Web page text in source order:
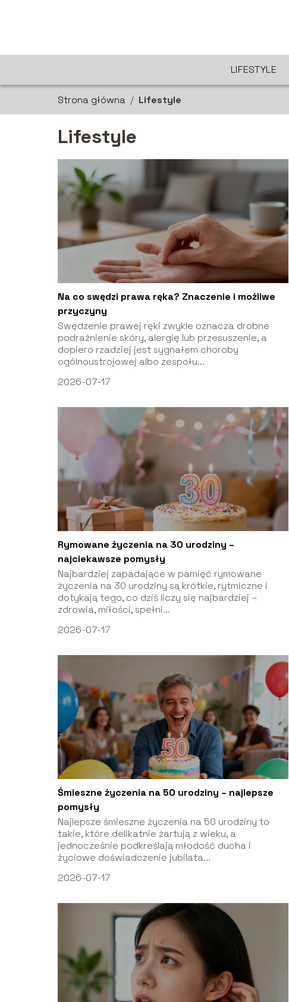
LIFESTYLE
Strona główna / Lifestyle
Lifestyle
Na co swędzi prawa ręka? Znaczenie i możliwe
przyczyny
Swędzenie prawej ręki zwykle oznacza drobne
podrażnienie skóry, alergię lub przesuszenie, a
dopiero rzadziej jest sygnałem choroby
ogólnoustrojowej albo zespołu...
2026-07-17
Rymowane życzenia na 30 urodziny –
najciekawsze pomysły
Najbardziej zapadające w pamięć rymowane
życzenia na 30 urodziny są krótkie, rytmiczne i
dotykają tego, co dziś liczy się najbardziej –
zdrowia, miłości, spełni...
2026-07-17
Śmieszne życzenia na 50 urodziny – najlepsze
pomysły
Najlepsze śmieszne życzenia na 50 urodziny to
takie, które delikatnie żartują z wieku, a
jednocześnie podkreślają młodość ducha i
życiowe doświadczenie jubilata...
2026-07-17